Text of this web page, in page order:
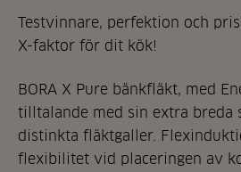
Testvinnare, perfektion och
X-faktor för dit kök!
BORA X Pure bänkfläkt, med
tilltalande med sin extra breda
distinkta fläktgaller.
flexibilitet vid placeringen av